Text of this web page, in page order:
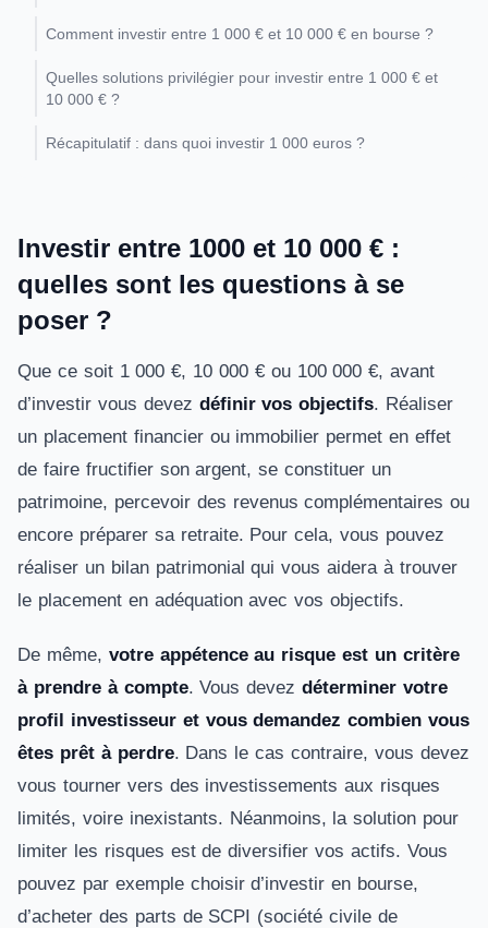
Comment investir entre 1 000 € et 10 000 € en bourse ?
Quelles solutions privilégier pour investir entre 1 000 € et
10 000 € ?
Récapitulatif : dans quoi investir 1 000 euros ?
Investir entre 1000 et 10 000 € :
quelles sont les questions à se
poser ?
Que ce soit 1 000 €, 10 000 € ou 100 000 €, avant
d’investir vous devez définir vos objectifs. Réaliser
un placement financier ou immobilier permet en effet
de faire fructifier son argent, se constituer un
patrimoine, percevoir des revenus complémentaires ou
encore préparer sa retraite. Pour cela, vous pouvez
réaliser un bilan patrimonial qui vous aidera à trouver
le placement en adéquation avec vos objectifs.
De même, votre appétence au risque est un critère
à prendre à compte. Vous devezdéterminer votre
profil investisseur et vous demandez combien vous
êtes prêt à perdre. Dans le cas contraire, vous devez
vous tourner vers des investissements aux risques
limités, voire inexistants. Néanmoins, la solution pour
limiter les risques est de diversifier vos actifs. Vous
pouvez par exemple choisir d’investir en bourse,
d’acheter des parts de SCPI (société civile de